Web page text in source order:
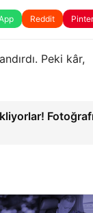
Reddit
Peki kâr,